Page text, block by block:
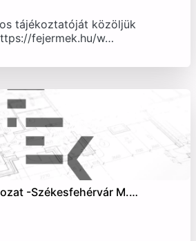
tájékoztatóját közöljük
fejermek.hu/w…
-Székesfehérvár M.…